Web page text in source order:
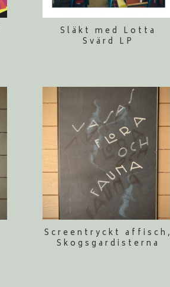
Släkt med Lotta
Svärd LP
Screentryckt affisch,
Skogsgardisterna